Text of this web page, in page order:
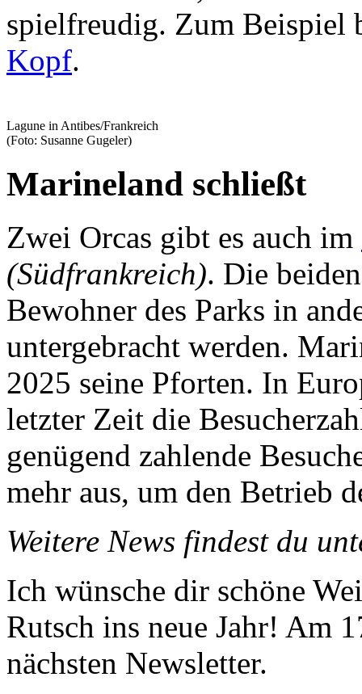
spielfreudig. Zum Beispiel
Kopf.
Lagune in Antibes/Frankreich
(Foto: Susanne Gugeler)
Marineland schließt
Zwei Orcas gibt es auch im
(Südfrankreich). Die
Bewohner des Parks in
untergebracht werden.
2025 seine Pforten. In
letzter Zeit die
genügend zahlende
mehr aus, um den Betrieb
Weitere News findest du
Ich wünsche dir schöne
Rutsch ins neue Jahr! Am
nächsten Newsletter.